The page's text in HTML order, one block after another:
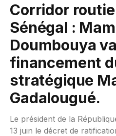
Corridor
Sénégal :
Doumbouya
financement
stratégique
Gadalougué.
Le président de la
13 juin le décret de